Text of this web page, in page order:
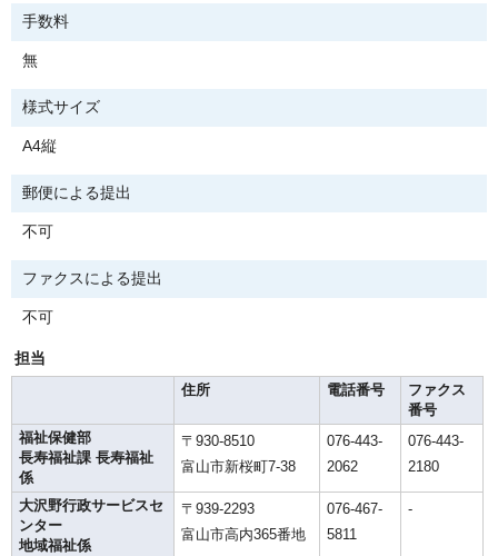
手数料
無
様式サイズ
A4縦
郵便による提出
不可
ファクスによる提出
不可
担当
住所
電話番号
ファクス
番号
福祉保健部
長寿福祉課 長寿福祉
係
〒930-8510
富山市新桜町7-38
076-443-
2062
076-443-
2180
大沢野行政サービスセ
ンター
地域福祉係
〒939-2293
富山市高内365番地
076-467-
5811
-